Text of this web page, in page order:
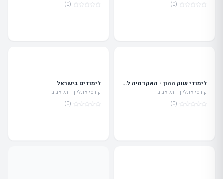
(0)
(0)
לימודי שוק ההון - האקדמיה לפיננסים - קורסים בפריסה ארצית
קורסי אונליין | תל אביב
(0)
לימודים בישראל
קורסי אונליין | תל אביב
(0)